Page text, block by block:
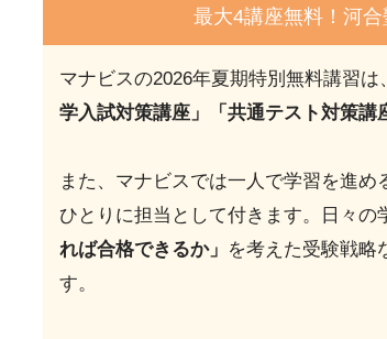
最大4講座無料！河
マナビスの2026年夏期特別無料講習は、
学入試対策講座」「共通テスト対策講
また、マナビスでは一人で学習を進
ひとりに担当として付きます。日々の
れば合格できるか」 を考えた受験戦略
す。